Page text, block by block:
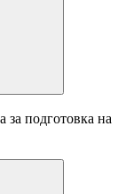
подготовка на